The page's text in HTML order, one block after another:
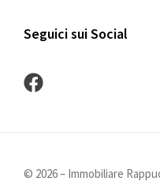
Seguici sui Social
© 2026– Immobiliare